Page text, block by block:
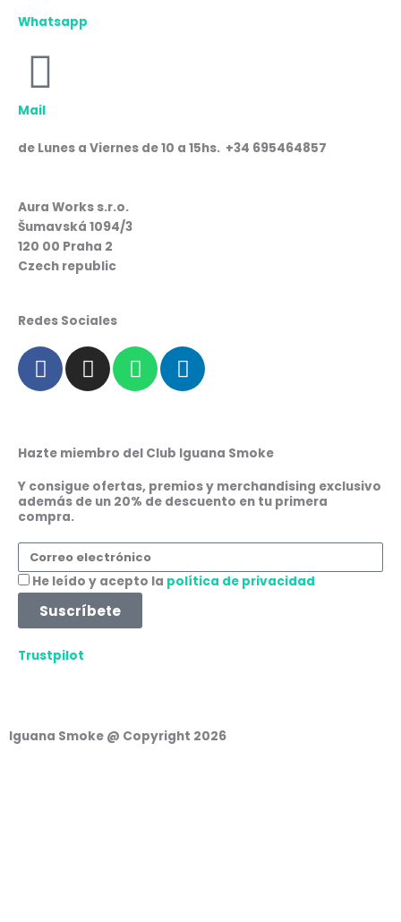
Whatsapp
Mail
de Lunes a Viernes de 10 a 15hs. +34 695464857
Aura Works s.r.o.
Šumavská 1094/3
120 00 Praha 2
Czech republic
Redes Sociales
F
a
c
b
o
k
I
n
s
a
r
a
m
W
h
a
s
p
p
L
i
n
e
d
i
n
Hazte miembro del Club Iguana Smoke
Y consigue ofertas, premios y merchandising exclusivo
además de un 20% de descuento en tu primera
compra.
Correo
electrónico
Aceptación
He leído y acepto la política de privacidad
Suscríbete
Trustpilot
Iguana Smoke @ Copyright 2026